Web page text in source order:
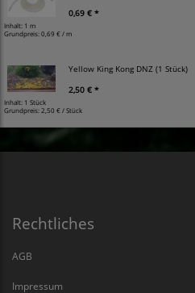
0,69 € *
Inhalt: 1 m
Grundpreis:0,69 € / m
Yellow King Kong DNZ (1 Stück)
2,50 € *
Inhalt: 1 Stück
Grundpreis: 2,50 € / Stück
Rechtliches
AGB
Impressum